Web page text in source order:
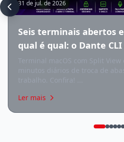
31 de jul. de 2026
Seis terminais abertos
qual é qual: o Dante
Ler mais